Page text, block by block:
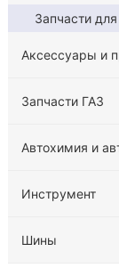
Запчасти
Аксессуары и
Запчасти ГАЗ
Автохимия и
Инструмент
Шины